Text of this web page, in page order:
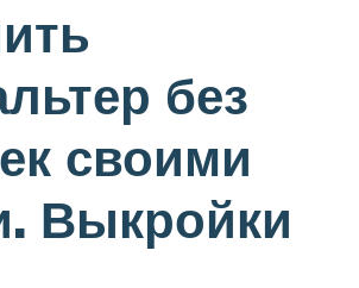
без
своими
Выкройки